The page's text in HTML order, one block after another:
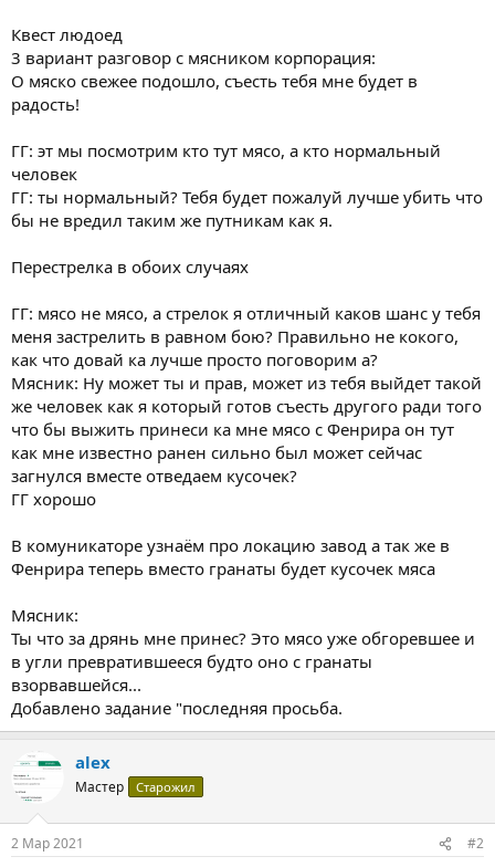
Квест людоед
3 вариант разговор с мясником корпорация:
О мяско свежее подошло, съесть тебя мне будет в
радость!
ГГ: эт мы посмотрим кто тут мясо, а кто нормальный
человек
ГГ: ты нормальный? Тебя будет пожалуй лучше убить что
бы не вредил таким же путникам как я.
Перестрелка в обоих случаях
ГГ: мясо не мясо, а стрелок я отличный каков шанс у тебя
меня застрелить в равном бою? Правильно не кокого,
как что довай ка лучше просто поговорим а?
Мясник: Ну может ты и прав, может из тебя выйдет такой
же человек как я который готов съесть другого ради того
что бы выжить принеси ка мне мясо с Фенрира он тут
как мне известно ранен сильно был может сейчас
загнулся вместе отведаем кусочек?
ГГ хорошо
В комуникаторе узнаём про локацию завод а так же в
Фенрира теперь вместо гранаты будет кусочек мяса
Мясник:
Ты что за дрянь мне принес? Это мясо уже обгоревшее и
в угли превратившееся будто оно с гранаты
взорвавшейся...
Добавлено задание "последняя просьба.
alex
Мастер Старожил
2 Мар 2021 #2